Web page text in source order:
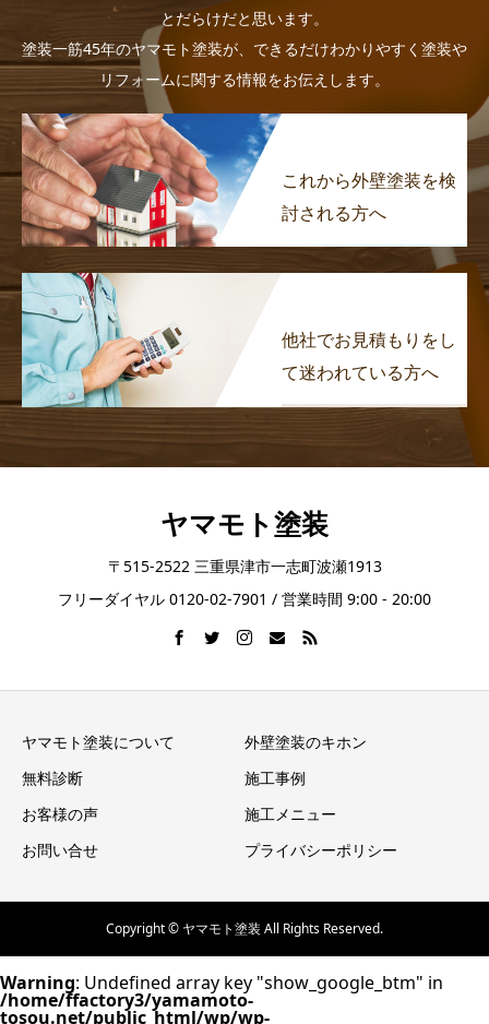
とだらけだと思います。
塗装一筋45年のヤマモト塗装が、できるだけわかりやすく塗装や
リフォームに関する情報をお伝えします。
これから外壁塗装を検
討される方へ
他社でお見積もりをし
て迷われている方へ
ヤマモト塗装
〒515-2522 三重県津市一志町波瀬1913
フリーダイヤル 0120-02-7901 / 営業時間 9:00 - 20:00
ヤマモト塗装について
外壁塗装のキホン
無料診断
施工事例
お客様の声
施工メニュー
お問い合せ
プライバシーポリシー
Copyright © ヤマモト塗装 All Rights Reserved.
Warning: Undefined array key "show_google_btm" in
/home/ffactory3/yamamoto-
tosou.net/public_html/wp/wp-